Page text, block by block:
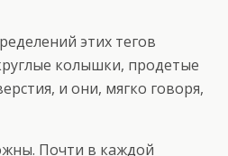
этих тегов
колышки, продетые
и они, мягко говоря,
Почти в каждой